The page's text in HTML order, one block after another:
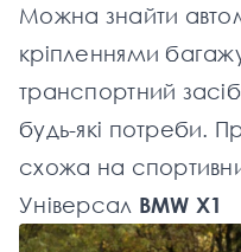
Можна знайти
кріпленнями
транспортний
будь-які потреби.
схожа на
Універсал BMW Х1